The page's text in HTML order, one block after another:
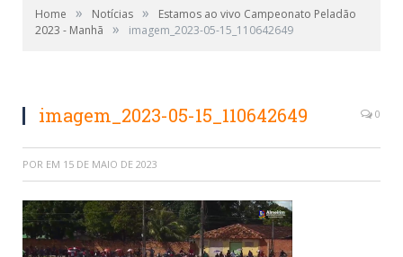
Home » Notícias »
Estamos ao vivo Campeonato Peladão
2023 - Manhã
» imagem_2023-05-15_110642649
imagem_2023-05-15_110642649 0
POR EM 15 DE MAIO DE 2023